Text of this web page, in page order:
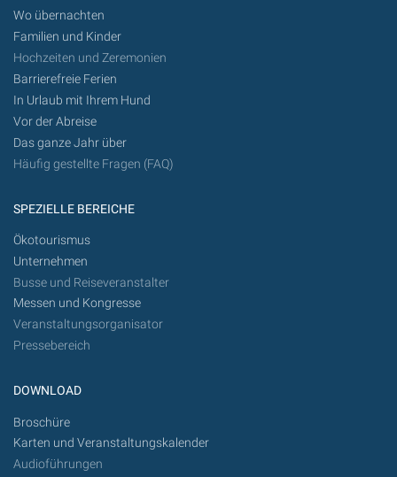
Wo übernachten
Familien und Kinder
Hochzeiten und Zeremonien
Barrierefreie Ferien
In Urlaub mit Ihrem Hund
Vor der Abreise
Das ganze Jahr über
Häufig gestellte Fragen (FAQ)
SPEZIELLE BEREICHE
Ökotourismus
Unternehmen
Busse und Reiseveranstalter
Messen und Kongresse
Veranstaltungsorganisator
Pressebereich
DOWNLOAD
Broschüre
Karten und Veranstaltungskalender
Audioführungen